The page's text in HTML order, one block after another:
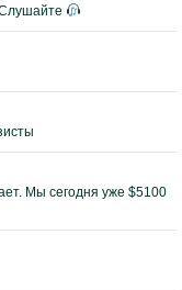
Мы сегодня уже $5100